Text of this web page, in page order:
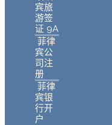
宾旅
游签
证 9A
菲律
宾公
司注
册
菲律
宾银
行开
户